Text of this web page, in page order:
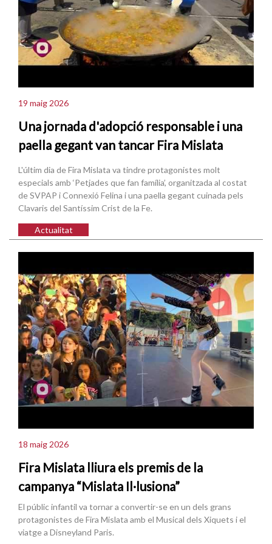
19 maig 2026
Una jornada d'adopció responsable i una
paella gegant van tancar Fira Mislata
L'últim dia de Fira Mislata va tindre protagonistes molt
especials amb ‘Petjades que fan família’, organitzada al costat
de SVPAP i Connexió Felina i una paella gegant cuinada pels
Clavaris del Santíssim Crist de la Fe.
Actualitat
18 maig 2026
Fira Mislata lliura els premis de la
campanya “Mislata Il·lusiona”
El públic infantil va tornar a convertir-se en un dels grans
protagonistes de Fira Mislata amb el Musical dels Xiquets i el
viatge a Disneyland Paris.